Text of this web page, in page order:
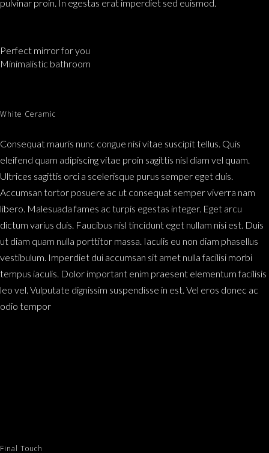
pulvinar proin. In egestas erat imperdiet sed euismod.
Perfect mirror for you
Minimalistic bathroom
White Ceramic
Consequat mauris nunc congue nisi vitae suscipit tellus. Quis
eleifend quam adipiscing vitae proin sagittis nisl diam vel quam.
Ultrices sagittis orci a scelerisque purus semper eget duis.
Accumsan tortor posuere ac ut consequat semper viverra nam
libero. Malesuada fames ac turpis egestas integer. Eget arcu
dictum varius duis. Faucibus nisl tincidunt eget nullam nisi est. Duis
ut diam quam nulla porttitor massa. Iaculis eu non diam phasellus
vestibulum. Imperdiet dui accumsan sit amet nulla facilisi morbi
tempus iaculis. Dolor important enim praesent elementum facilisis
leo vel. Vulputate dignissim suspendisse in est. Vel eros donec ac
odio tempor
Final Touch